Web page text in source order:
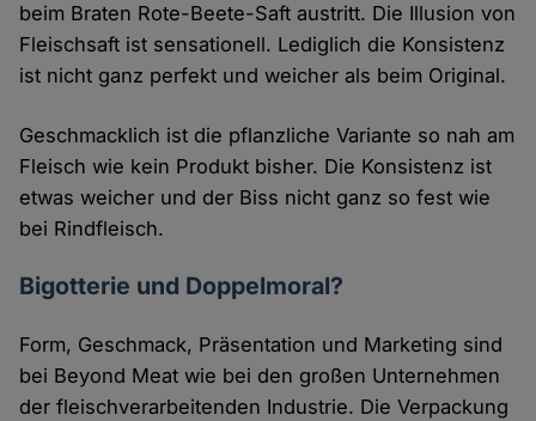
beim Braten Rote-Beete-Saft austritt. Die Illusion von
Fleischsaft ist sensationell. Lediglich die Konsistenz
ist nicht ganz perfekt und weicher als beim Original.
Geschmacklich ist die pflanzliche Variante so nah am
Fleisch wie kein Produkt bisher. Die Konsistenz ist
etwas weicher und der Biss nicht ganz so fest wie
bei Rindfleisch.
Bigotterie und Doppelmoral?
Form, Geschmack, Präsentation und Marketing sind
bei Beyond Meat wie bei den großen Unternehmen
der fleischverarbeitenden Industrie. Die Verpackung